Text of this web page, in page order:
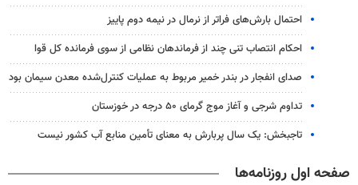
احتمال بارش‌های فراتر از نرمال در نیمه دوم پاییز
احکام انتصاب تنی چند از فرماندهان نظامی از سوی فرمانده کل قوا
صدای انفجار در بندر خمیر مربوط به عملیات کنترل‌شده معدن سیمان بود
تداوم شرجی و آغاز موج گرمای ۵۰ درجه در خوزستان
تاجبخش: یک سال پربارش به معنای تأمین منابع آب کشور نیست
صفحه اول روزنامه‌ها